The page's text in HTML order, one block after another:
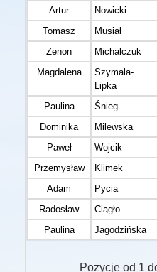
Artur
Nowicki
Tomasz
Musiał
Zenon
Michalczuk
Magdalena
Szymala-
Lipka
Paulina Śnieg
Dominika
Milewska
Paweł
Wojcik
Przemysław
Klimek
Adam
Pycia
Radosław
Ciągło
Paulina
Jagodzińska
Pozycje od 1